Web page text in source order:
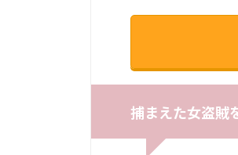
捕まえた女盗賊